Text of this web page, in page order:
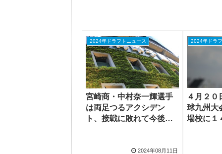
2024年ドラフトニュース
宮崎商・中村奈一輝選手
は両足つるアクシデン
ト、接戦に敗れて今後に
2024年08月11日
2024年ドラ
４月２０
球九州大
場校に１